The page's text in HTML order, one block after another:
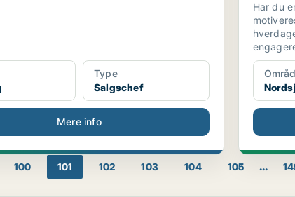
Type
Salgschef
Mere info
Har du
100 101 102 103 104 105 ...